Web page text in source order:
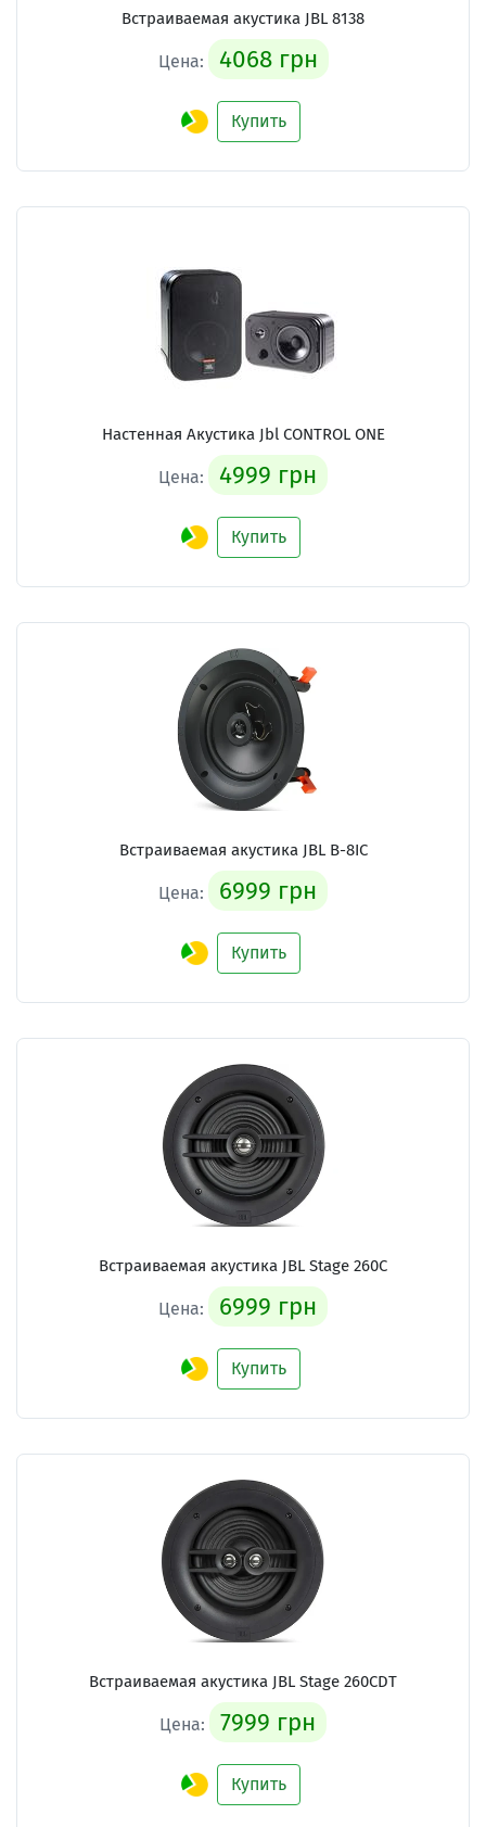
Встраиваемая акустика JBL 8138
Цена: 4068 грн
Купить
Настенная Акустика Jbl CONTROL ONE
Цена: 4999 грн
Купить
Встраиваемая акустика JBL B-8IC
Цена: 6999 грн
Купить
Встраиваемая акустика JBL Stage 260C
Цена: 6999 грн
Купить
Встраиваемая акустика JBL Stage 260CDT
Цена: 7999 грн
Купить